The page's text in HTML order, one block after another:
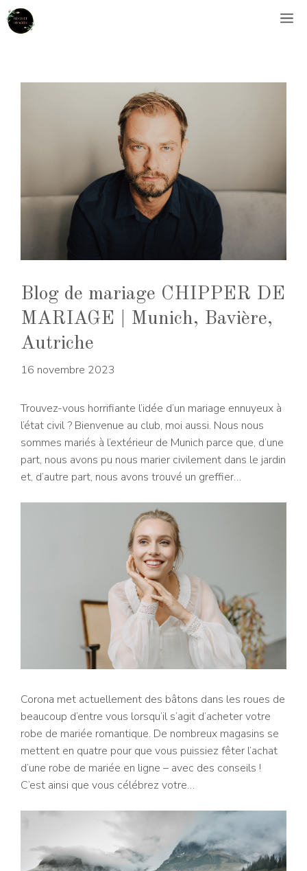
Aller
au
Blog de mariage CHIPPER DE
MARIAGE | Munich, Bavière,
Autriche
16 novembre 2023
Trouvez-vous horrifiante l’idée d’un mariage ennuyeux à
l’état civil ? Bienvenue au club, moi aussi. Nous nous
sommes mariés à l’extérieur de Munich parce que, d’une
part, nous avons pu nous marier civilement dans le jardin
et, d’autre part, nous avons trouvé un greffier…
Corona met actuellement des bâtons dans les roues de
beaucoup d’entre vous lorsqu’il s’agit d’acheter votre
robe de mariée romantique. De nombreux magasins se
mettent en quatre pour que vous puissiez fêter l’achat
d’une robe de mariée en ligne – avec des conseils !
C’est ainsi que vous célébrez votre…